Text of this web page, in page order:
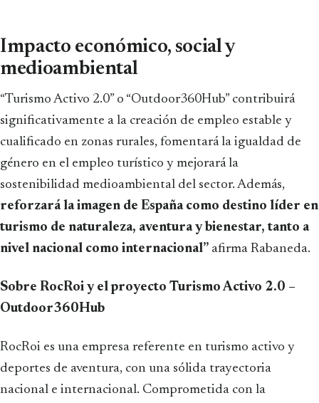
Impacto económico, social y
medioambiental
“Turismo Activo 2.0” o “Outdoor360Hub” contribuirá
significativamente a la creación de empleo estable y
cualificado en zonas rurales, fomentará la igualdad de
género en el empleo turístico y mejorará la
sostenibilidad medioambiental del sector. Además,
reforzará la imagen de España como destino líder en
turismo de naturaleza, aventura y bienestar, tanto a
nivel nacional como internacional’’ afirma Rabaneda.
Sobre RocRoi y el proyecto Turismo Activo 2.0 –
Outdoor360Hub
RocRoi es una empresa referente en turismo activo y
deportes de aventura, con una sólida trayectoria
nacional e internacional. Comprometida con la